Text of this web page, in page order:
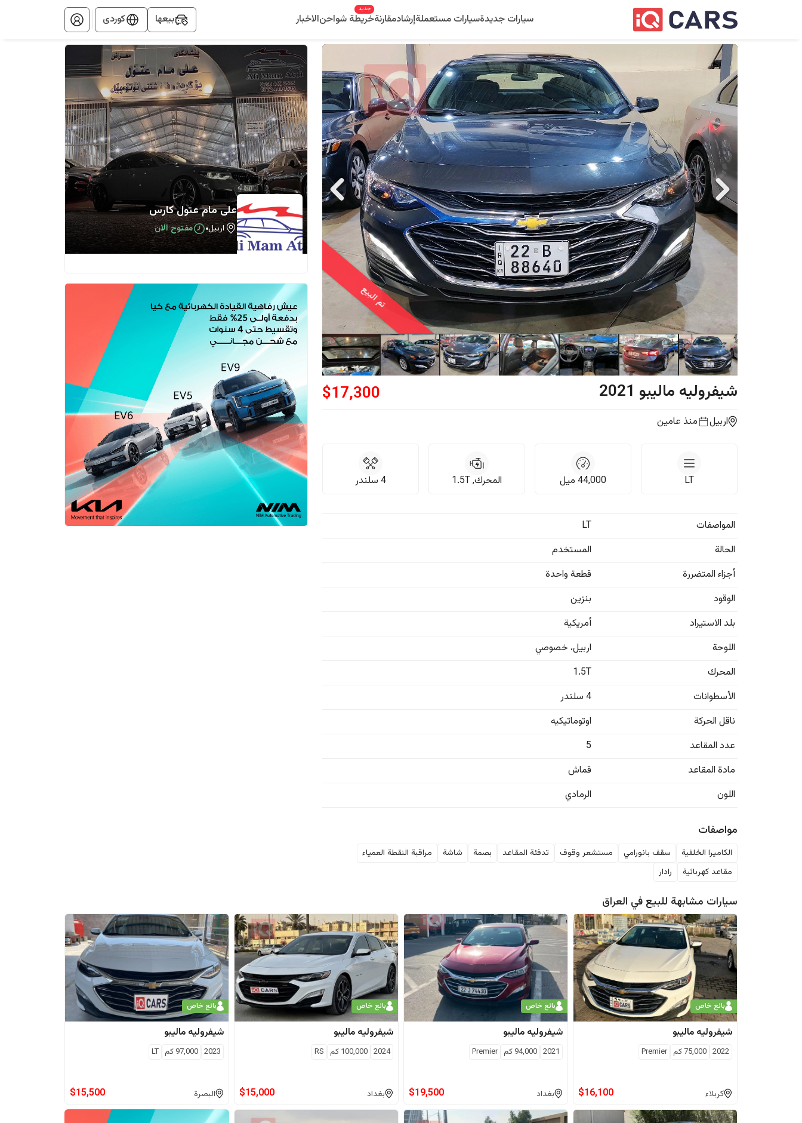
سيارات جديدةسيارات مستعملةإرشادمقارنةخريطة شواحن
جديد
الاخبار بيعها کوردی
تم البيع
شيفروليه ماليبو 2021
$17,300
اربيل منذ عامين
LT
44,000 ميل المحرك, 1.5T 4 سلندر
المواصفات
LT
الحالة
المستخدم
أجزاء المتضررة
قطعة واحدة
الوقود
بنزين
بلد الاستيراد
أمريكية
اللوحة
اربيل، خصوصي
المحرك
1.5T
الأسطوانات
4 سلندر
ناقل الحركة
اوتوماتيكيه
عدد المقاعد
5
مادة المقاعد
قماش
اللون
الرمادي
مواصفات
الكاميرا الخلفية سقف بانورامي مستشعر وقوف تدفئة المقاعد بصمة شاشة
مراقبة النقطة العمياء
مقاعد كهربائية
رادار
علی ‏مام ‏عتول ‏کارس
اربيل مفتوح الان
سيارات مشابهة للبيع في العراق
بائع خاص
شيفروليه ماليبو
2022
75,000كم Premier
كربلاء $16,100
بائع خاص
شيفروليه ماليبو
2021
94,000 كم Premier
بغداد $19,500
بائع خاص
شيفروليه ماليبو
2024
100,000 كم RS
بغداد $15,000
بائع خاص
شيفروليه ماليبو
2023
97,000 كم LT
البصرة $15,500